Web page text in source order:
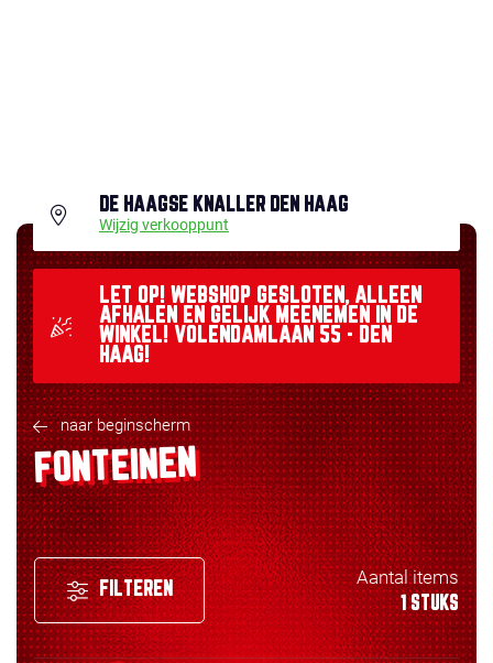
DE HAAGSE KNALLER DEN HAAG
Wijzig verkooppunt
LET OP! WEBSHOP GESLOTEN, ALLEEN
AFHALEN EN GELIJK MEENEMEN IN DE
WINKEL! VOLENDAMLAAN 55 - DEN
HAAG!
naar beginscherm
FONTEINEN
FILTEREN
Aantal items
1 STUKS